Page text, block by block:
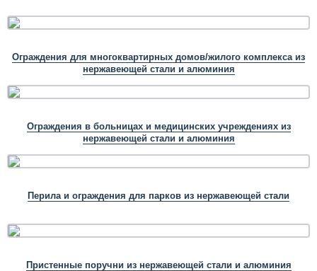
Ограждения для многоквартирных домов/жилого комплекса из
нержавеющей стали и алюминия
Ограждения в больницах и медицинских учреждениях из
нержавеющей стали и алюминия
Перила и ограждения для парков из нержавеющей стали
Пристенные поручни из нержавеющей стали и алюминия